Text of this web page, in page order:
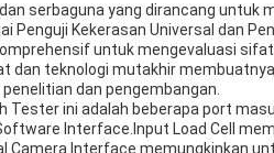
serbaguna yang dirancang
Kekerasan Universal dan
untuk mengevaluasi
dan teknologi mutakhir
dan pengembangan.
ini adalah beberapa port
Interface.Input Load Cell
Camera Interface memungkinkan